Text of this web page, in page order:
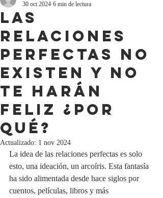
Las
relaciones
perfectas no
existen y no
te harán
feliz ¿Por
qué?
30 oct 2024 6 min de lectura
Actualizado: 1 nov 2024
La idea de las relaciones perfectas es solo
esto, una ideación, un arcoíris. Esta fantasía
ha sido alimentada desde hace siglos por
cuentos, películas, libros y más